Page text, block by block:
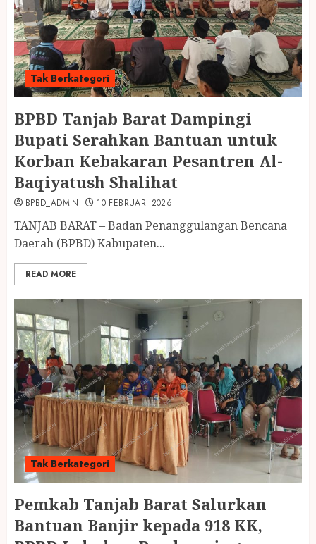
Tak Berkategori
BPBD Tanjab Barat Dampingi
Bupati Serahkan Bantuan untuk
Korban Kebakaran Pesantren Al-
Baqiyatush Shalihat
BPBD_ADMIN 10 FEBRUARI 2026
TANJAB BARAT – Badan Penanggulangan Bencana
Daerah (BPBD) Kabupaten...
READ MORE
Tak Berkategori
Pemkab Tanjab Barat Salurkan
Bantuan Banjir kepada 918 KK,